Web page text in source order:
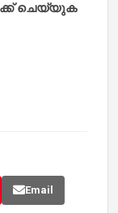
ചെയ്യുക
Email